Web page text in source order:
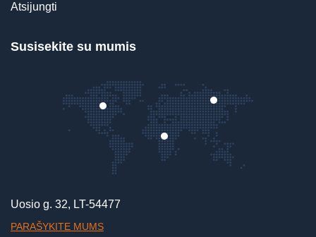
Atsijungti
Susisekite su mumis
Uosio g. 32, LT-54477
PARAŠYKITE MUMS